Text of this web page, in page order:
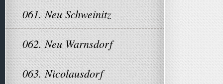
061. Neu Schweinitz
062. Neu Warnsdorf
063. Nicolausdorf